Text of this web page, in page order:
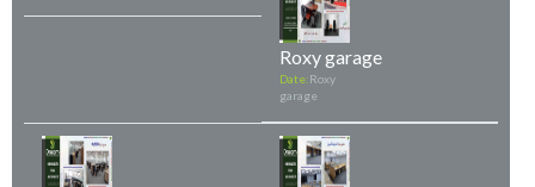
Roxy garage
Date:Roxy
garage